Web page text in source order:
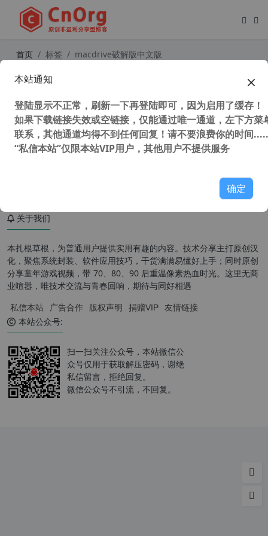
首页 标签 macdrive破解版中文版
别版 支持黑白苹果
关于我们
本扎根草根，为普通用户提供实用有趣的内容。技术分享主打原创汉
化，聚焦系统封装、软件应用技巧，干货满满易懂好上手；同时原创
分享童年游戏视频，带 70、80、90 后重温像素热血时光。这里无商
业喧嚣，唯技术交流与青春回响，期待与同好相遇
私信本站 广告合作 版权声明 捐赠VIP 友情链接
本站公众号:
扫一扫关注公众号，本站微信公
众号仅用于获取解压密码，谢绝
私信留言，拒绝回复。
微信公众号不引流，不回复。
本站通知
登陆显示不正常，刷新一下再登陆即可，因为启用了缓存！
如果下载链接失效或空链接，仅能通过唯一通道，左下方菜
联系，其他通道均得不到任何回复！请不要浪费你的时间
“私信本站”仅限本站VIP用户，其他用户不提供服务
确定